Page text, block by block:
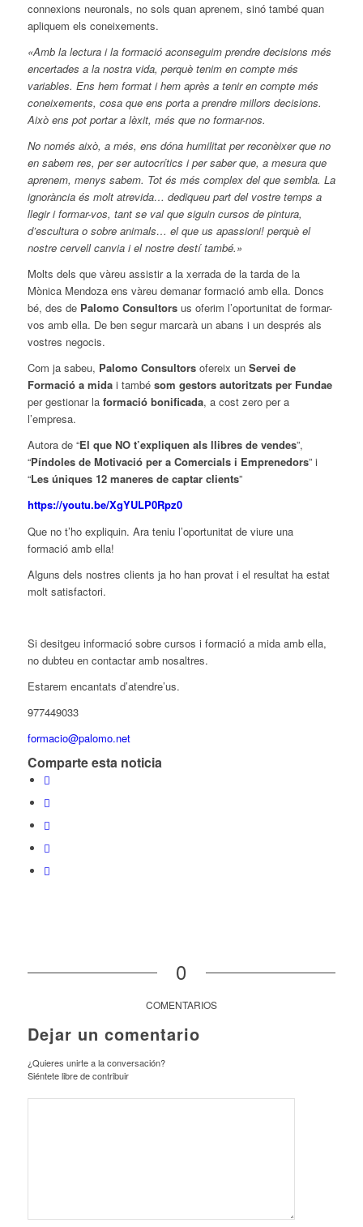
connexions neuronals, no sols quan aprenem, sinó també quan
apliquem els coneixements.
«Amb la lectura i la formació aconseguim prendre decisions més
encertades a la nostra vida, perquè tenim en compte més
variables. Ens hem format i hem après a tenir en compte més
coneixements, cosa que ens porta a prendre millors decisions.
Això ens pot portar a lèxit, més que no formar-nos.
No només això, a més, ens dóna humilitat per reconèixer que no
en sabem res, per ser autocrítics i per saber que, a mesura que
aprenem, menys sabem. Tot és més complex del que sembla. La
ignorància és molt atrevida… dediqueu part del vostre temps a
llegir i formar-vos, tant se val que siguin cursos de pintura,
d’escultura o sobre animals… el que us apassioni! perquè el
nostre cervell canvia i el nostre destí també.»
Molts dels que vàreu assistir a la xerrada de la tarda de la
Mònica Mendoza ens vàreu demanar formació amb ella. Doncs
bé, des de Palomo Consultorsus oferim l’oportunitat de formar-
vos amb ella. De ben segur marcarà un abans i un després als
vostres negocis.
Com ja sabeu, Palomo Consultors ofereix un Servei de
Formació a midai també som gestors autoritzats per Fundae
per gestionar la formació bonificada, a cost zero per a
l’empresa.
Autora de “El que NO t’expliquen als llibres de vendes”,
“Píndoles de Motivació per a Comercials i Emprenedors” i
“Les úniques 12 maneres de captar clients”
https://youtu.be/XgYULP0Rpz0
Que no t’ho expliquin. Ara teniu l’oportunitat de viure una
formació amb ella!
Alguns dels nostres clients ja ho han provat i el resultat ha estat
molt satisfactori.
Si desitgeu informació sobre cursos i formació a mida amb ella,
no dubteu en contactar amb nosaltres.
Estarem encantats d’atendre’us.
977449033
formacio@palomo.net
Comparte esta noticia
0
COMENTARIOS
Dejar un comentario
¿Quieres unirte a la conversación?
Siéntete libre de contribuir